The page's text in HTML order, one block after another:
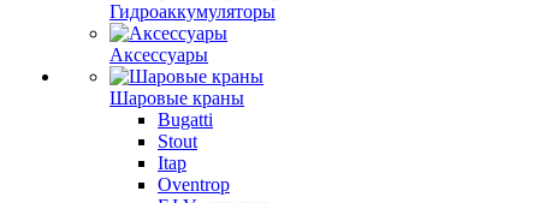
Гидроаккумуляторы
Аксессуары
Шаровые краны
Bugatti
Stout
Itap
Oventrop